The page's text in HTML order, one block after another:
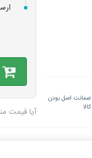
ضمانت اصل بودن
کالا
آیا قیمت